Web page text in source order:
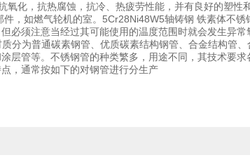
化，抗热腐蚀，抗冷、热疲劳性能，并有良好的塑性
，如燃气轮机的室。5Cr28Ni48W5轴铸钢 铁素体不锈
必须注意当经过其可能使用的温度范围时就会发生异
分为普通碳素钢管、优质碳素结构钢管、合金结构管
层管等。不锈钢管的种类繁多，用途不同，其技术要求
，通常按如下的对钢管进行分生产